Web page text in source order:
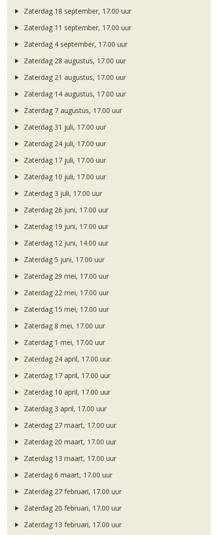
Zaterdag 18 september, 17.00 uur
Zaterdag 11 september, 17.00 uur
Zaterdag 4 september, 17.00 uur
Zaterdag 28 augustus, 17.00 uur
Zaterdag 21 augustus, 17.00 uur
Zaterdag 14 augustus, 17.00 uur
Zaterdag 7 augustus, 17.00 uur
Zaterdag 31 juli, 17.00 uur
Zaterdag 24 juli, 17.00 uur
Zaterdag 17 juli, 17.00 uur
Zaterdag 10 juli, 17.00 uur
Zaterdag 3 juli, 17.00 uur
Zaterdag 26 juni, 17.00 uur
Zaterdag 19 juni, 17.00 uur
Zaterdag 12 juni, 14.00 uur
Zaterdag 5 juni, 17.00 uur
Zaterdag 29 mei, 17.00 uur
Zaterdag 22 mei, 17.00 uur
Zaterdag 15 mei, 17.00 uur
Zaterdag 8 mei, 17.00 uur
Zaterdag 1 mei, 17.00 uur
Zaterdag 24 april, 17.00 uur
Zaterdag 17 april, 17.00 uur
Zaterdag 10 april, 17.00 uur
Zaterdag 3 april, 17.00 uur
Zaterdag 27 maart, 17.00 uur
Zaterdag 20 maart, 17.00 uur
Zaterdag 13 maart, 17.00 uur
Zaterdag 6 maart, 17.00 uur
Zaterdag 27 februari, 17.00 uur
Zaterdag 20 februari, 17.00 uur
Zaterdag 13 februari, 17.00 uur